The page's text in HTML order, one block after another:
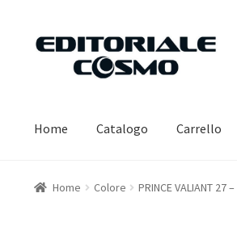
Vai
navigazione
Vai
Home Catalogo Carrello
Home Colore PRINCE VALIANT 27